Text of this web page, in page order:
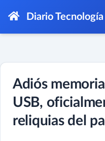
Diario Tecnología
Adiós
USB,
reliquias del